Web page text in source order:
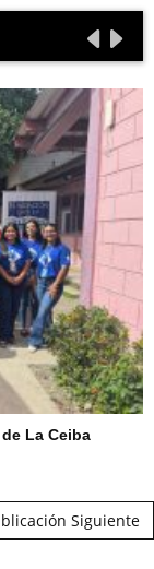
La Ceiba
Siguiente